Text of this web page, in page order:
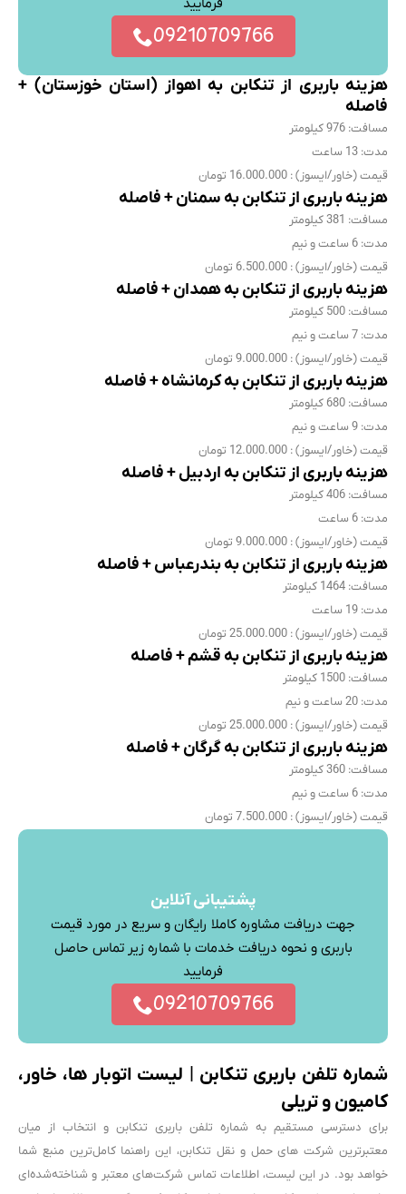
09210709766
هزینه باربری از تنکابن به اهواز (استان خوزستان) +
فاصله
مسافت: 976 کیلومتر
مدت: 13 ساعت
قیمت (خاور/ایسوز) : 16.000.000 تومان
هزینه باربری از تنکابن به سمنان + فاصله
مسافت: 381 کیلومتر
مدت: 6 ساعت و نیم
قیمت (خاور/ایسوز) : 6.500.000 تومان
هزینه باربری از تنکابن به همدان + فاصله
مسافت: 500 کیلومتر
مدت: 7 ساعت و نیم
قیمت (خاور/ایسوز) : 9.000.000 تومان
هزینه باربری از تنکابن به کرمانشاه + فاصله
مسافت: 680 کیلومتر
مدت: 9 ساعت و نیم
قیمت (خاور/ایسوز) : 12.000.000 تومان
هزینه باربری از تنکابن به اردبیل + فاصله
مسافت: 406 کیلومتر
مدت: 6 ساعت
قیمت (خاور/ایسوز) : 9.000.000 تومان
هزینه باربری از تنکابن به بندرعباس + فاصله
مسافت: 1464 کیلومتر
مدت: 19 ساعت
قیمت (خاور/ایسوز) : 25.000.000 تومان
هزینه باربری از تنکابن به قشم + فاصله
مسافت: 1500 کیلومتر
مدت: 20 ساعت و نیم
قیمت (خاور/ایسوز) : 25.000.000 تومان
هزینه باربری از تنکابن به گرگان + فاصله
مسافت: 360 کیلومتر
مدت: 6 ساعت و نیم
قیمت (خاور/ایسوز) : 7.500.000 تومان
پشتیبانی آنلاین
جهت دریافت مشاوره کاملا رایگان و سریع در مورد قیمت
باربری و نحوه دریافت خدمات با شماره زیر تماس حاصل
فرمایید
09210709766
شماره تلفن باربری تنکابن | لیست اتوبار ها، خاور،
کامیون و تریلی
برای دسترسی مستقیم به شماره تلفن باربری تنکابن و انتخاب از میان
معتبرترین شرکت های حمل و نقل تنکابن، این راهنما کامل‌ترین منبع شما
خواهد بود. در این لیست، اطلاعات تماس شرکت‌های معتبر و شناخته‌شده‌ای